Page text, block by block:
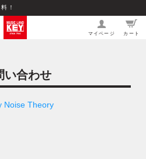
！
マイページ カート
い合わせ
Noise Theory